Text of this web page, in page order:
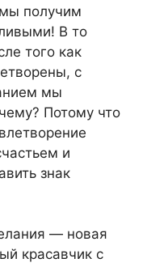
получим
В то
того как
с
мы
Потому что
и
знак
— новая
красавчик с